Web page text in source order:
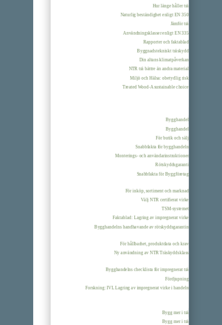
Hur länge håller trä
Naturlig beständighet enligt EN 350
Jämför trä
Användningsklasser enligt EN 335
Rapporter och faktablad
Byggnadstekniskt träskydd
Din altans klimatpåverkan
NTR trä bättre än andra material
Miljö och Hälsa: obetydlig risk
Treated Wood-A sustainable choice
Bygghandel
Bygghandel
För butik och sälj
Snabbfakta för bygghandeln
Monterings- och användarinstruktioner
Rötskyddsgaranti
Snabbfakta för Byggföretag
För inköp, sortiment och marknad
Välj NTR certifierat virke
TSM-systemet
Faktablad: Lagring av impregnerat virke
Bygghandelns handhavande av rötskyddsgarantin
För hållbarhet, produktdata och krav
Ny användning av NTR Träskyddsklass
Bygghandelns checklista för impregnerat trä
Fördjupning
Forskning: IVL Lagring av impregnerat virke i handeln
Bygg mer i trä
Bygg mer i trä